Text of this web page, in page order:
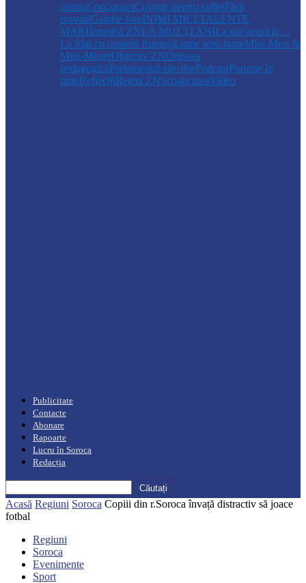
nostruConcursuriCuvinte pentru sufletFără
cravatăGalerie fotoINIMI MICI,TALENTE
MARIÎntreabă ZNLA MULŢI ANILa noi acasă la…
La Sfat cu oameni frumoșiLume soro lumeMini-Miss &
Mini-MisterObiectiv ZNOdiseea
pedagogicăParlamentul elevilorPodcastPortrete în
timpReflecțiiReteta ZNȘcoala meaVideo
Publicitate
Contacte
Abonare
Rapoarte
Lucru în Soroca
Redacția
Acasă Regiuni Soroca Copiii din r.Soroca învață distractiv să joace
fotbal
Regiuni
Soroca
Evenimente
Sport